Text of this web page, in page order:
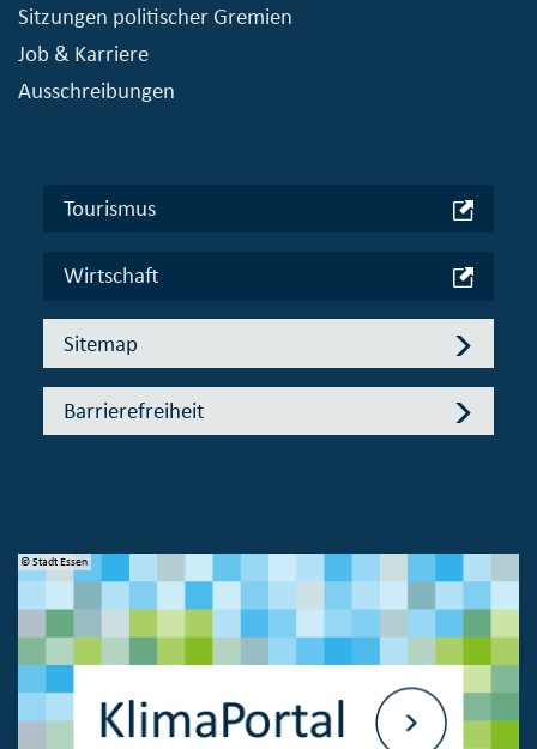
Sitzungen politischer Gremien
Job & Karriere
Ausschreibungen
Tourismus
Wirtschaft
Sitemap
Barrierefreiheit
© Stadt Essen